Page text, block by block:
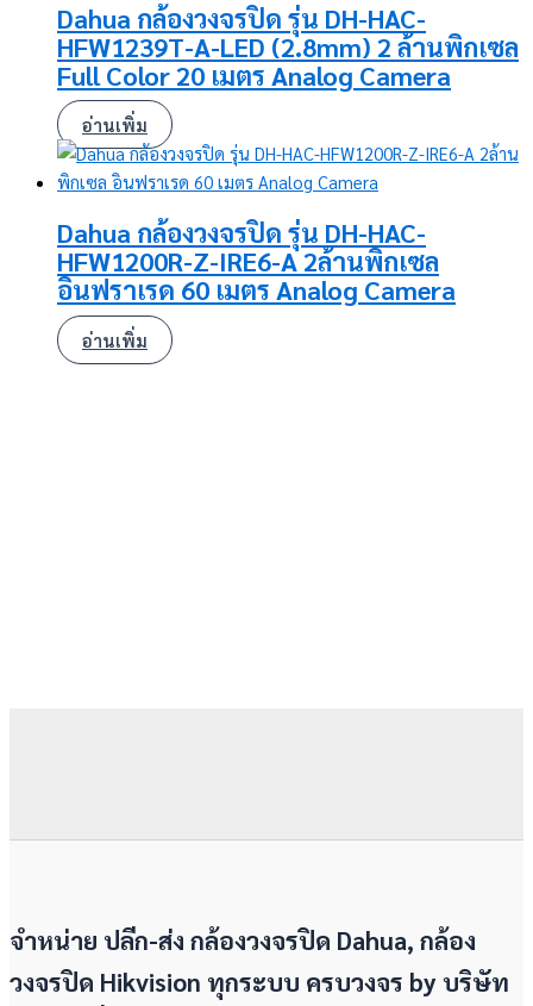
Dahua กล้องวงจรปิด รุ่น DH-HAC-
HFW1239T-A-LED (2.8mm) 2 ล้านพิกเซล
Full Color 20 เมตร Analog Camera
อ่านเพิ่ม
Dahua กล้องวงจรปิด รุ่น DH-HAC-
HFW1200R-Z-IRE6-A 2ล้านพิกเซล
อินฟราเรด 60 เมตร Analog Camera
อ่านเพิ่ม
จำหน่าย ปลีก-ส่ง กล้องวงจรปิด Dahua, กล้อง
วงจรปิด Hikvision ทุกระบบ ครบวงจร by บริษัท